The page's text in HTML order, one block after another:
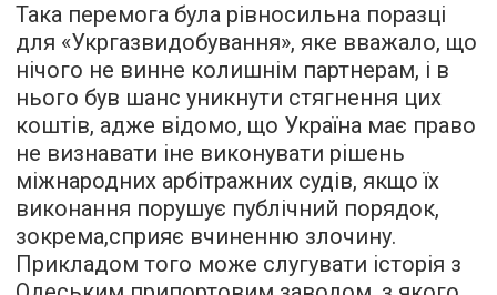
Така перемога була рівносильна поразці
для «Укргазвидобування», яке вважало, що
нічого не винне колишнім партнерам, і в
нього був шанс уникнути стягнення цих
коштів, адже відомо, що Україна має право
не визнавати іне виконувати рішень
міжнародних арбітражних судів, якщо їх
виконання порушує публічний порядок,
зокрема,сприяє вчиненню злочину.
Прикладом того може слугувати історія з